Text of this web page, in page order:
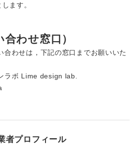
ます。
わせ窓口）
合わせは，下記の窓口までお願いいた
ラボ Lime design lab.
者プロフィール